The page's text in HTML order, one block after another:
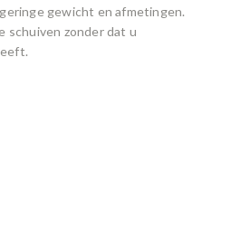
gewicht en afmetingen.
schuiven zonder dat u